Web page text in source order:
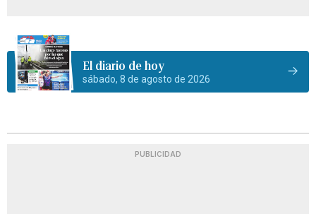
El diario de hoy
sábado, 8 de agosto de 2026
PUBLICIDAD